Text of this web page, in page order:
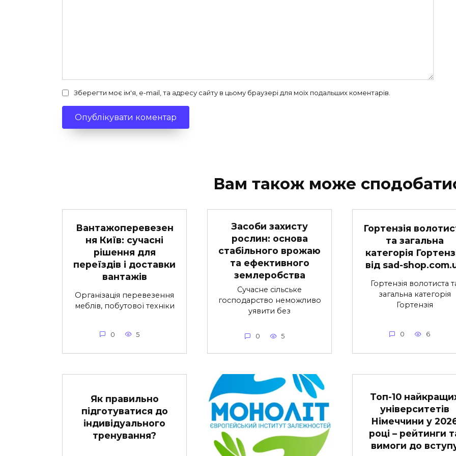
Зберегти моє ім'я, e-mail, та адресу сайту в цьому браузері для моїх подальших коментарів.
Вам також може
Вантажоперевезен
ня Київ: сучасні
рішення для
переїздів і доставки
вантажів
Організація перевезення
меблів, побутової техніки
0 5
Засоби захисту
рослин: основа
стабільного врожаю
та ефективного
землеробства
Сучасне сільське
господарство неможливо
уявити без
0 5
Гортензія
та загальна
категорія
від sad-
Гортензія волотиста
загальна категорія
Гортензія
0 6
Як правильно
підготуватися до
індивідуального
тренування?
Топ-10
університетів
Німеччини у
році – рейтинги
вимоги до